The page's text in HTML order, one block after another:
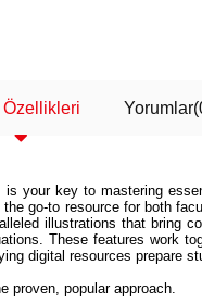
Özellikleri Yorumlar
is your key to mastering
go-to resource for both
illustrations that bring
These features work
digital resources prepare
proven, popular approach.